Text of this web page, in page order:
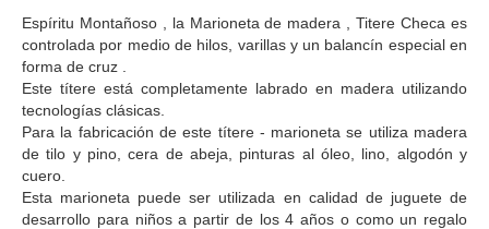
Espíritu Montañoso , la Marioneta de madera , Titere Checa es
controlada por medio de hilos, varillas y un balancín especial en
forma de cruz .
Este títere está completamente labrado en madera utilizando
tecnologías clásicas.
Para la fabricación de este títere - marioneta se utiliza madera
de tilo y pino, cera de abeja, pinturas al óleo, lino, algodón y
cuero.
Esta marioneta puede ser utilizada en calidad de juguete de
desarrollo para niños a partir de los 4 años o como un regalo